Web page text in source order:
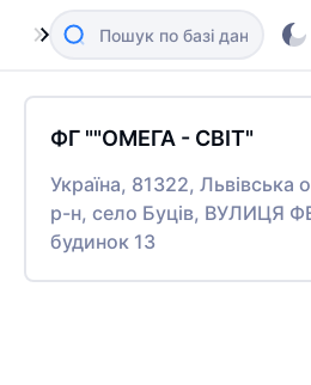
ФГ ""ОМЕГА - СВІТ"
Україна, 81322,
р-н, село Буців, ВУЛИЦЯ
будинок 13